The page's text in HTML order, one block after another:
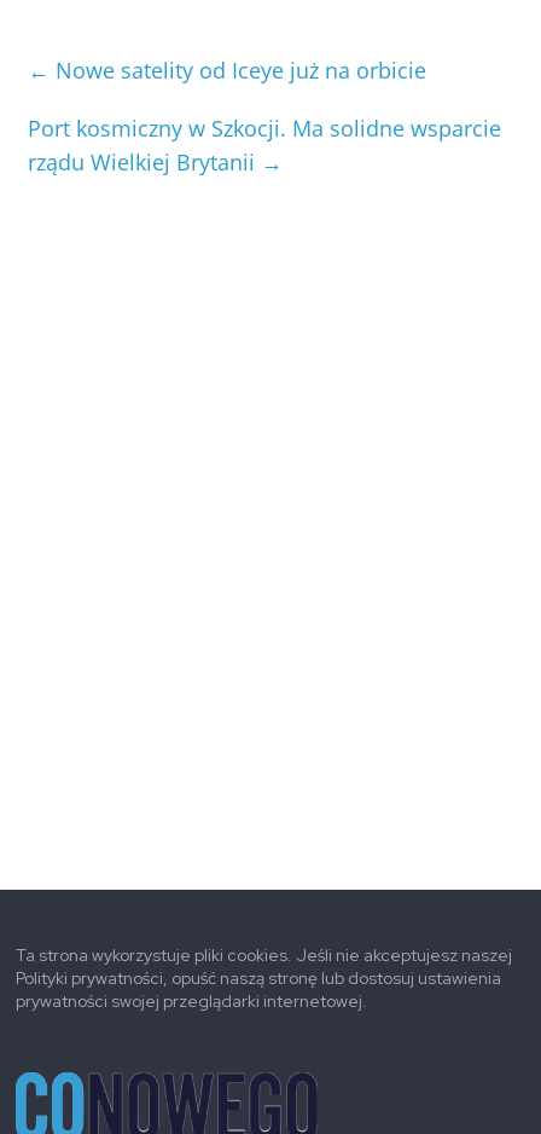
← Nowe satelity od Iceye już na orbicie
Port kosmiczny w Szkocji. Ma solidne wsparcie
rządu Wielkiej Brytanii →
Ta strona wykorzystuje pliki cookies. Jeśli nie akceptujesz naszej
Polityki prywatności, opuść naszą stronę lub dostosuj ustawienia
prywatności swojej przeglądarki internetowej.